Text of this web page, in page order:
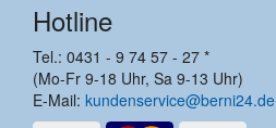
Hotline
Tel.: 0431 - 9 74 57 - 27 *
(Mo-Fr 9-18 Uhr, Sa 9-13 Uhr)
E-Mail: kundenservice@berni24.de